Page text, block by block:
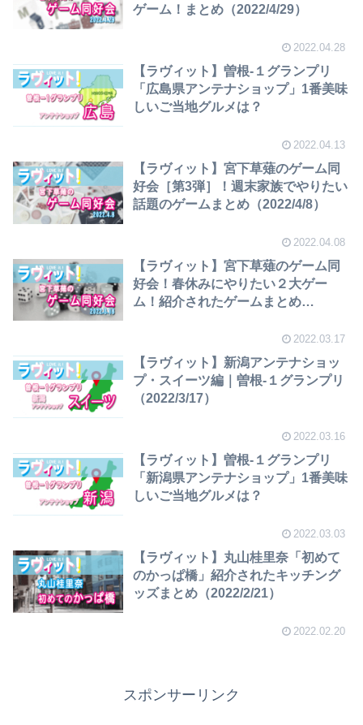
ゲーム！まとめ（2022/4/29）
2022.04.28
【ラヴィット】曽根-１グランプリ
「広島県アンテナショップ」1番美味
しいご当地グルメは？
2022.04.13
【ラヴィット】宮下草薙のゲーム同
好会［第3弾］！週末家族でやりたい
話題のゲームまとめ（2022/4/8）
2022.04.08
【ラヴィット】宮下草薙のゲーム同
好会！春休みにやりたい２大ゲー
ム！紹介されたゲームまとめ
2022.03.17
【ラヴィット】新潟アンテナショッ
プ・スイーツ編｜曽根-１グランプリ
（2022/3/17）
2022.03.16
【ラヴィット】曽根-１グランプリ
「新潟県アンテナショップ」1番美味
しいご当地グルメは？
2022.03.03
【ラヴィット】丸山桂里奈「初めて
のかっぱ橋」紹介されたキッチング
ッズまとめ（2022/2/21）
2022.02.20
スポンサーリンク